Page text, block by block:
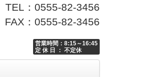
TEL：0555-82-3456
FAX：0555-82-3456
営業時間：8:15～16:45
定 休 日 ： 不定休